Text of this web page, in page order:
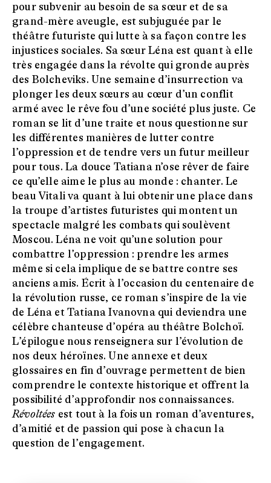
pour subvenir au besoin de sa sœur et de sa
grand-mère aveugle, est subjuguée par le
théâtre futuriste qui lutte à sa façon contre les
injustices sociales. Sa sœur Léna est quant à elle
très engagée dans la révolte qui gronde auprès
des Bolcheviks. Une semaine d’insurrection va
plonger les deux sœurs au cœur d’un conflit
armé avec le rêve fou d’une société plus juste. Ce
roman se lit d’une traite et nous questionne sur
les différentes manières de lutter contre
l’oppression et de tendre vers un futur meilleur
pour tous. La douce Tatiana n’ose rêver de faire
ce qu’elle aime le plus au monde : chanter. Le
beau Vitali va quant à lui obtenir une place dans
la troupe d’artistes futuristes qui montent un
spectacle malgré les combats qui soulèvent
Moscou. Léna ne voit qu’une solution pour
combattre l’oppression : prendre les armes
même si cela implique de se battre contre ses
anciens amis. Écrit à l’occasion du centenaire de
la révolution russe, ce roman s’inspire de la vie
de Léna et Tatiana Ivanovna qui deviendra une
célèbre chanteuse d’opéra au théâtre Bolchoï.
L’épilogue nous renseignera sur l’évolution de
nos deux héroïnes. Une annexe et deux
glossaires en fin d’ouvrage permettent de bien
comprendre le contexte historique et offrent la
possibilité d’approfondir nos connaissances.
Révoltées est tout à la fois un roman d’aventures,
d’amitié et de passion qui pose à chacun la
question de l’engagement.